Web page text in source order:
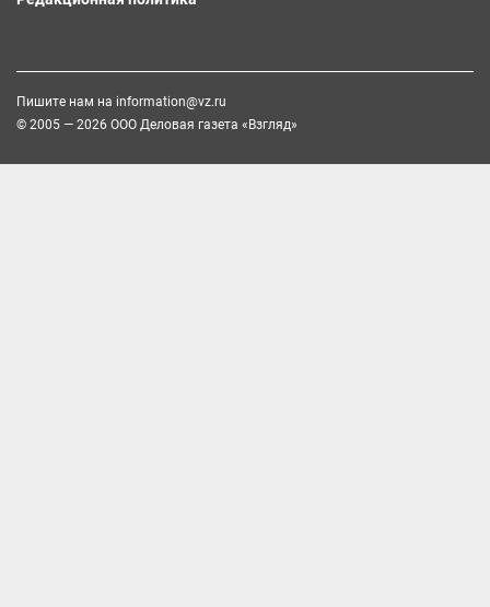
Пишите нам на information@vz.ru
© 2005 — 2026 ООО Деловая газета «Взгляд»